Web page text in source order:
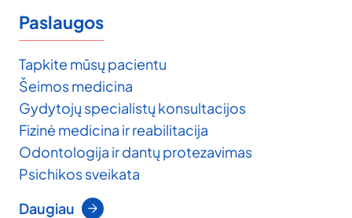
Paslaugos
Tapkite mūsų pacientu
Šeimos medicina
Gydytojų specialistų konsultacijos
Fizinė medicina ir reabilitacija
Odontologija ir dantų protezavimas
Psichikos sveikata
Daugiau